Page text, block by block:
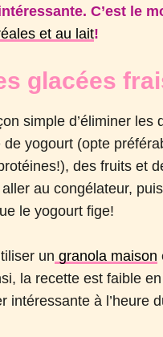
C’est le
et au lait!
glacées
simple d’éliminer
de yogourt (opte
des fruits et
au congélateur,
le yogourt fige!
un granola maison
la recette est faible
intéressante à l’heure